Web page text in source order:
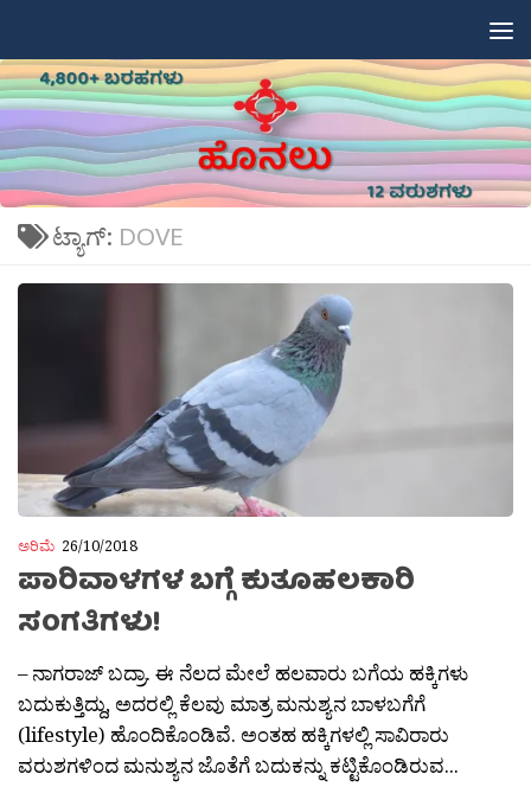
ಟ್ಯಾಗ್: DOVE
ಅರಿಮೆ 26/10/2018
ಪಾರಿವಾಳಗಳ ಬಗ್ಗೆ ಕುತೂಹಲಕಾರಿ
ಸಂಗತಿಗಳು!
– ನಾಗರಾಜ್ ಬದ್ರಾ. ಈ ನೆಲದ ಮೇಲೆ ಹಲವಾರು ಬಗೆಯ ಹಕ್ಕಿಗಳು
ಬದುಕುತ್ತಿದ್ದು, ಅದರಲ್ಲಿ ಕೆಲವು ಮಾತ್ರ ಮನುಶ್ಯನ ಬಾಳಬಗೆಗೆ
(lifestyle) ಹೊಂದಿಕೊಂಡಿವೆ. ಅಂತಹ ಹಕ್ಕಿಗಳಲ್ಲಿ ಸಾವಿರಾರು
ವರುಶಗಳಿಂದ ಮನುಶ್ಯನ ಜೊತೆಗೆ ಬದುಕನ್ನು ಕಟ್ಟಿಕೊಂಡಿರುವ...